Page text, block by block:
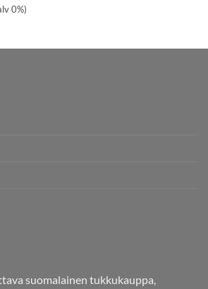
0%)
suomalainen tukkukauppa,